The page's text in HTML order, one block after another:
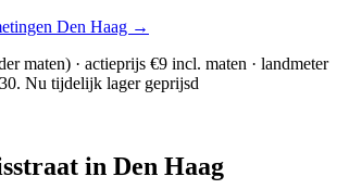
Den Haag →
maten) · actieprijs €9 incl. maten · landmeter
Nu tijdelijk lager geprijsd
in Den Haag